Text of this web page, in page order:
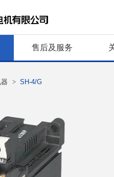
售后及服务
> SH-4/G